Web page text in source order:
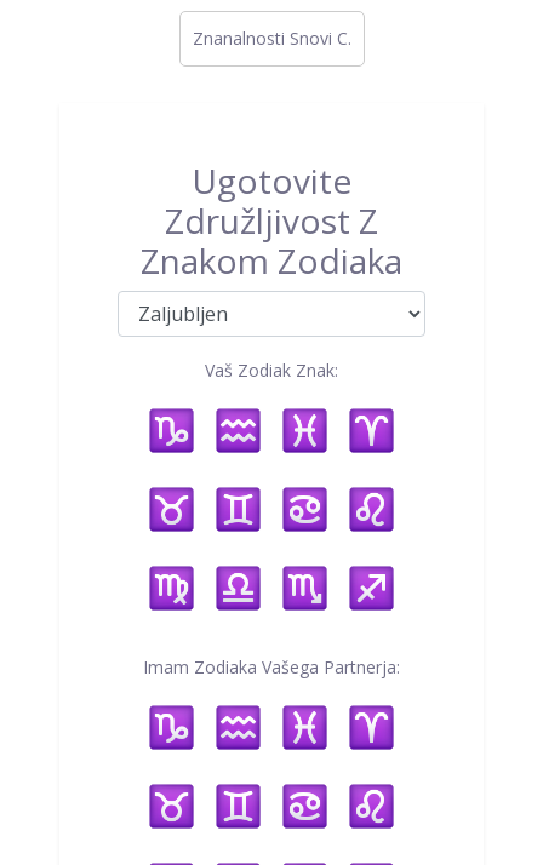
Znanalnosti Snovi C.
Ugotovite
Združljivost Z
Znakom Zodiaka
Vaš Zodiak Znak:
Imam Zodiaka Vašega Partnerja: